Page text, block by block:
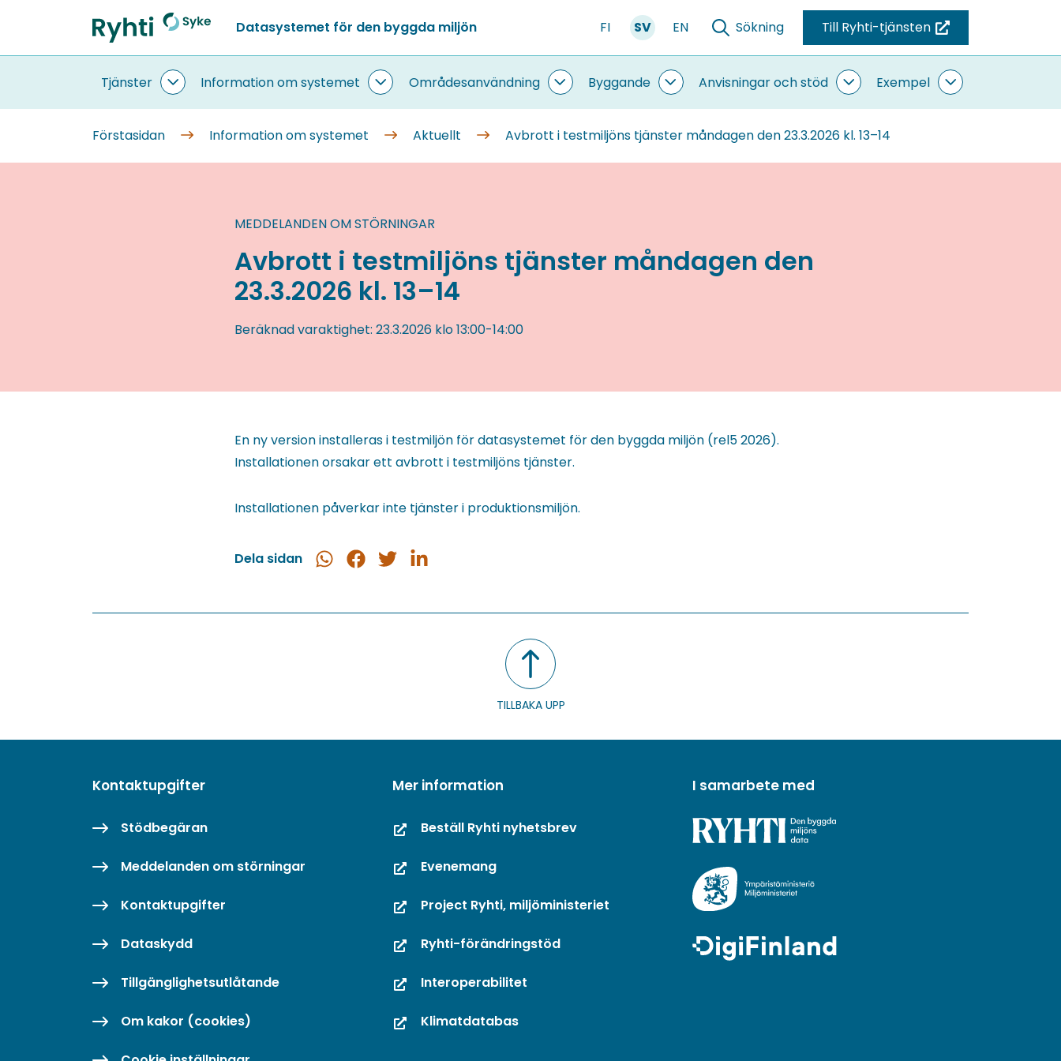
till
innehållet
Förstasidan
Datasystemet för den byggda miljön FI SV EN Sökning Till Ryhti-tjänsten
(du
blir
omdirigerad
Tjänster
Tjänster
undersidor
Information om systemet
Information
om
undersidor
Områdesanvändning
Områdesanvändning
undersidor
Byggande
Byggande
undersidor
Anvisningar och stöd
Anvisningar
och
undersidor
Exempel
Exempel
undersidor
Förstasidan
Information om systemet Aktuellt Avbrott i testmiljöns tjänster måndagen den 23.3.2026 kl. 13–14
MEDDELANDEN OM STÖRNINGAR
Avbrott i testmiljöns tjänster måndagen den
23.3.2026 kl. 13–14
Beräknad varaktighet: 23.3.2026 klo 13:00-14:00
En ny version installeras i testmiljön för datasystemet för den byggda miljön (rel5 2026).
Installationen orsakar ett avbrott i testmiljöns tjänster.
Installationen påverkar inte tjänster i produktionsmiljön.
Dela sidan
Dela
Dela
Dela
Dela
TILLBAKA UPP
Kontaktupgifter
Stödbegäran
Meddelanden om störningar
Kontaktupgifter
Dataskydd
Tillgänglighetsutlåtande
Om kakor (cookies)
Mer information
Beställ Ryhti nyhetsbrev
Evenemang
Project Ryhti, miljöministeriet
Ryhti-förändringstöd
Interoperabilitet
Klimatdatabas
I samarbete med